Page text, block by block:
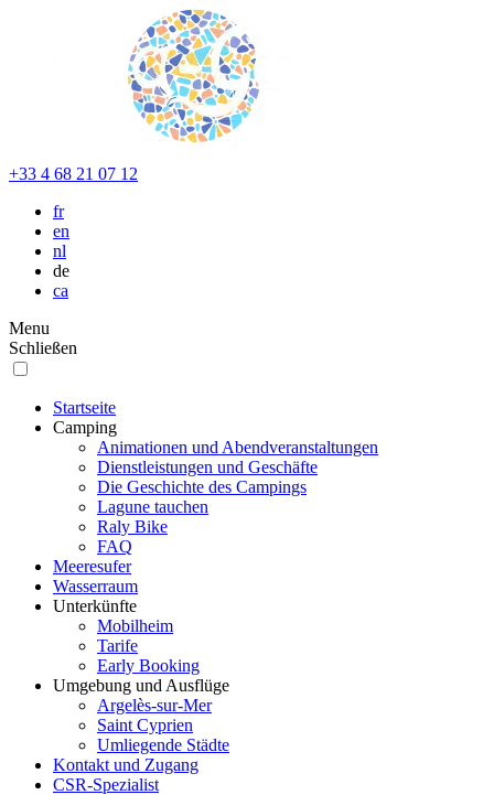
+33 4 68 21 07 12
fr
en
nl
de
ca
Menu
Schließen
Startseite
Camping
Animationen und Abendveranstaltungen
Dienstleistungen und Geschäfte
Die Geschichte des Campings
Lagune tauchen
Raly Bike
FAQ
Meeresufer
Wasserraum
Unterkünfte
Mobilheim
Tarife
Early Booking
Umgebung und Ausflüge
Argelès-sur-Mer
Saint Cyprien
Umliegende Städte
Kontakt und Zugang
CSR-Spezialist